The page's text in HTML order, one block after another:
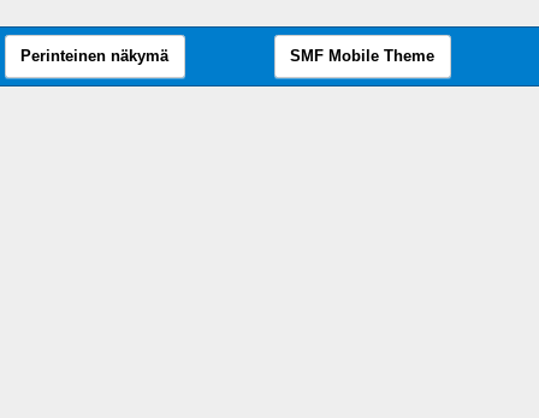
Perinteinen näkymä SMF Mobile Theme